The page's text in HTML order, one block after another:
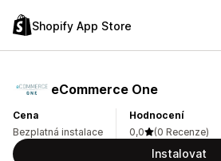
Shopify App Store
eCommerce One
Cena
Bezplatná instalace
Hodnocení
0,0
(0 Recenze)
Instalovat